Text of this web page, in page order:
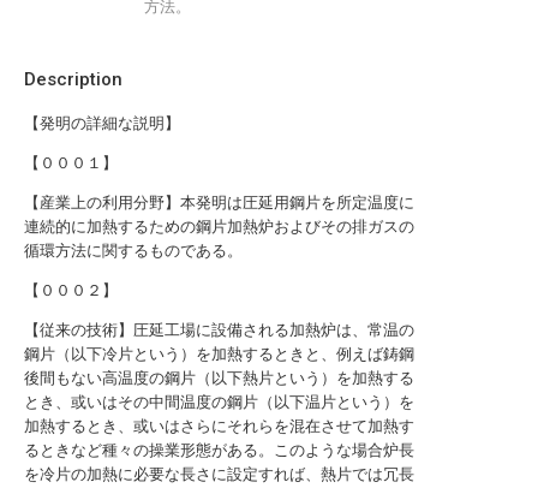
Description
【発明の詳細な説明】
【０００１】
【産業上の利用分野】本発明は圧延用鋼片を所定温度に
連続的に加熱するための鋼片加熱炉およびその排ガスの
循環方法に関するものである。
【０００２】
【従来の技術】圧延工場に設備される加熱炉は、常温の
鋼片（以下冷片という）を加熱するときと、例えば鋳鋼
後間もない高温度の鋼片（以下熱片という）を加熱する
とき、或いはその中間温度の鋼片（以下温片という）を
加熱するとき、或いはさらにそれらを混在させて加熱す
るときなど種々の操業形態がある。このような場合炉長
を冷片の加熱に必要な長さに設定すれば、熱片では冗長
方法。